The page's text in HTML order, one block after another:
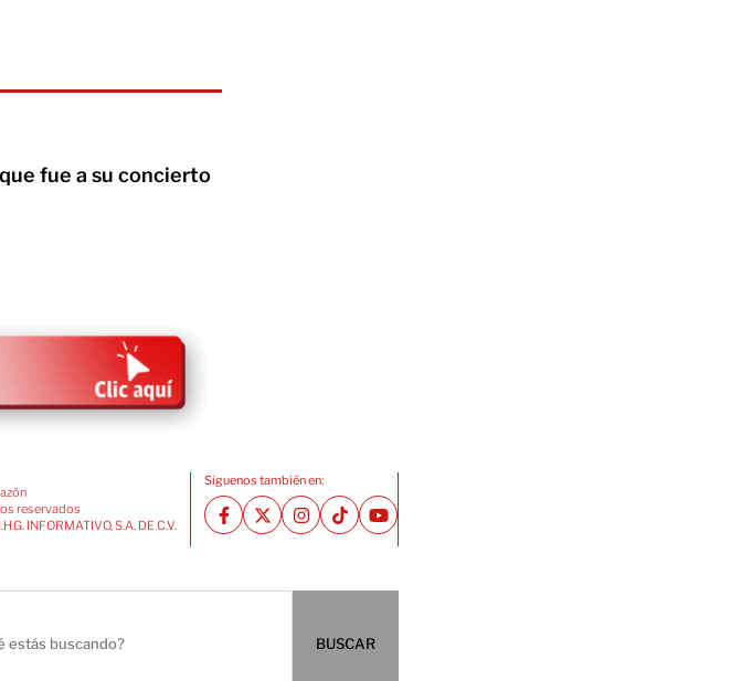
fue a su concierto
reservados
INFORMATIVO, S.A. DE C.V.
Siguenos también en:
BUSCAR